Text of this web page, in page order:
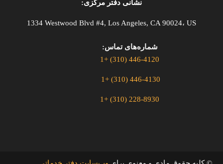
نشانی دفتر مرکزی:
1334 Westwood Blvd #4, Los Angeles, CA 90024، US
شماره‌های تماس:
446-4120 (310) +1
446-4130 (310) +1
228-8930 (310) +1